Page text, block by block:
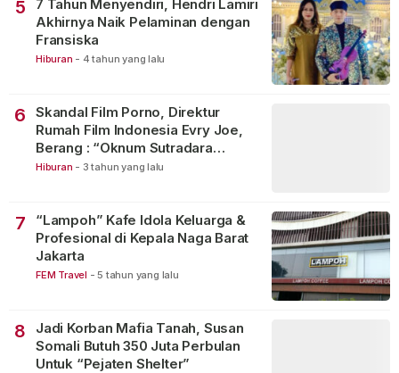
5
7 Tahun Menyendiri, Hendri Lamiri
Akhirnya Naik Pelaminan dengan
Fransiska
Hiburan - 4 tahun yang lalu
6
Skandal Film Porno, Direktur
Rumah Film Indonesia Evry Joe,
Berang : “Oknum Sutradara
Merusak Perfilman Indonesia”!
Hiburan - 3 tahun yang lalu
7
“Lampoh” Kafe Idola Keluarga &
Profesional di Kepala Naga Barat
Jakarta
FEM Travel - 5 tahun yang lalu
8
Jadi Korban Mafia Tanah, Susan
Somali Butuh 350 Juta Perbulan
Untuk “Pejaten Shelter”